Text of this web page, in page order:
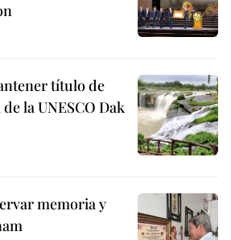
título de
la UNESCO Dak
memoria y